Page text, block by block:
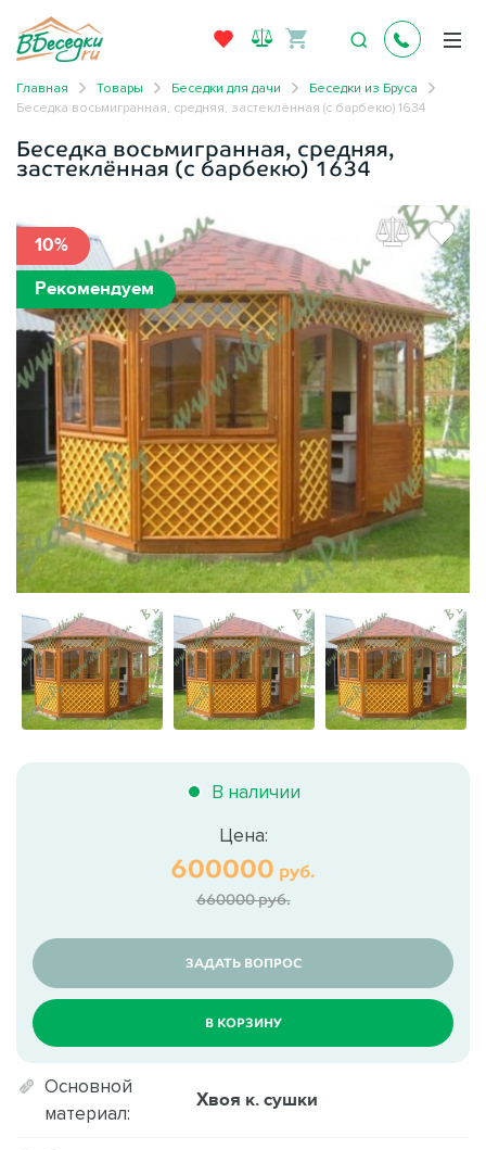
Главная Товары Беседки для дачи
Беседки из Бруса
Беседка восьмигранная, средняя, застеклённая (с барбекю) 1634
Беседка восьмигранная, средняя,
застеклённая (с барбекю) 1634
10%
Рекомендуем
В наличии
Цена:
600000 руб.
660000 руб.
ЗАДАТЬ ВОПРОС
В КОРЗИНУ
Основной
материал:
Хвоя к. сушки